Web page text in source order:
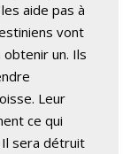
aide pas à
vont
un. Ils
Leur
ce qui
Il sera détruit